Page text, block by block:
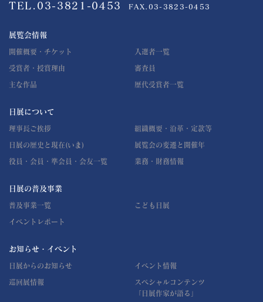
TEL.03-3821-0453 FAX.03-3823-0453
展覧会情報
開催概要・チケット 入選者一覧
受賞者・授賞理由 審査員
主な作品 歴代受賞者一覧
日展について
理事長ご挨拶 組織概要・沿革・定款等
日展の歴史と現在(いま) 展覧会の変遷と開催年
役員・会員・準会員・会友一覧 業務・財務情報
日展の普及事業
普及事業一覧 こども日展
イベントレポート
お知らせ・イベント
日展からのお知らせ イベント情報
巡回展情報
スペシャルコンテンツ
「日展作家が語る」